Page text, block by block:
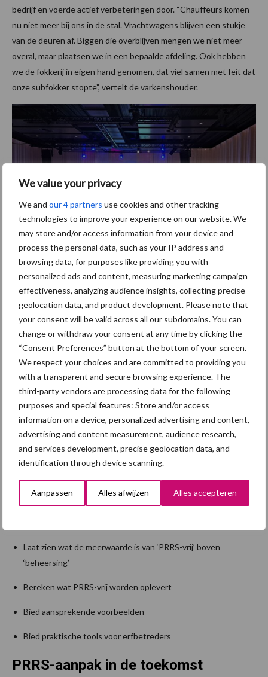
We value your privacy
We and our 4 partners use cookies and other tracking
technologies to improve your experience on our website. We
may store and/or access information from your device and
process the personal data, such as your IP address and
browsing data, for purposes like providing you with
personalized ads and content, measuring marketing campaign
effectiveness, analyzing audience insights, collecting precise
geolocation data, and product development. Please note that
your consent will be valid across all our subdomains. You can
change or withdraw your consent at any time by clicking the
“Consent Preferences” button at the bottom of your screen.
We respect your choices and are committed to providing you
with a transparent and secure browsing experience. The
third-party vendors are processing data for the following
purposes and special features: Store and/or access
information on a device, personalized advertising and content,
advertising and content measurement, audience research,
and services development, precise geolocation data, and
identification through device scanning.
Aanpassen Alles afwijzen Alles accepteren
bedrijf en voerde actief verbeteringen door. “Chauffeurs komen
nu niet meer bij ons in de stal. Vrachtwagens blijven een stukje
van de deuren af. Biggen die overblijven mengen we niet meer
overal, maar plaatsen we in een bepaalde afdeling. Ook hebben
we de fokkerij in eigen hand genomen, dat viel samen met feit dat
onze subfokker stopte”, vertelt de varkenshouder.
Varkensdierenarts Tijs Tobias van Royal GD tijdens het nationaal
PRRS-symposium in gesprek met dierenarts Klaas Visscher van
Coöperatie Varkensartsen en varkenshouder Hennie Korten.
“Klaar voor de wedstrijd”
voorlopertraject de sector veel waardevolle informatie heeft
opgeleverd. “We kunnen daarbij concluderen dat PRRS-vrij
worden veel meer leeft dan vier jaar geleden. We hebben nu
getraind en zijn klaar om de wedstrijd aan te gaan”, stelt hij.
Samengevat de conclusies uit het voorlopertraject:
Zet in op gezamenlijke actie vanuit de sector, ingebed in
certificering
Laat zien wat de meerwaarde is van ‘PRRS-vrij’ boven
‘beheersing’
Bereken wat PRRS-vrij worden oplevert
Bied aansprekende voorbeelden
Bied praktische tools voor erfbetreders
PRRS-aanpak in de toekomst